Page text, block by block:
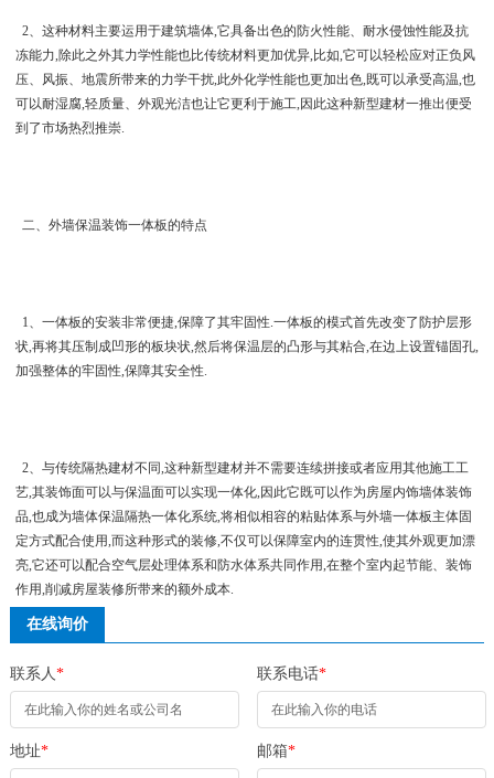
2、这种材料主要运用于建筑墙体,它具备出色的防火性能、耐水侵蚀性能及抗
冻能力,除此之外其力学性能也比传统材料更加优异,比如,它可以轻松应对正负风
压、风振、地震所带来的力学干扰,此外化学性能也更加出色,既可以承受高温,也
可以耐湿腐,轻质量、外观光洁也让它更利于施工,因此这种新型建材一推出便受
到了市场热烈推崇.
二、外墙保温装饰一体板的特点
1、一体板的安装非常便捷,保障了其牢固性.一体板的模式首先改变了防护层形
状,再将其压制成凹形的板块状,然后将保温层的凸形与其粘合,在边上设置锚固孔,
加强整体的牢固性,保障其安全性.
2、与传统隔热建材不同,这种新型建材并不需要连续拼接或者应用其他施工工
艺,其装饰面可以与保温面可以实现一体化,因此它既可以作为房屋内饰墙体装饰
品,也成为墙体保温隔热一体化系统,将相似相容的粘贴体系与外墙一体板主体固
定方式配合使用,而这种形式的装修,不仅可以保障室内的连贯性,使其外观更加漂
亮,它还可以配合空气层处理体系和防水体系共同作用,在整个室内起节能、装饰
作用,削减房屋装修所带来的额外成本.
在线询价
联系人* 联系电话*
地址* 邮箱*